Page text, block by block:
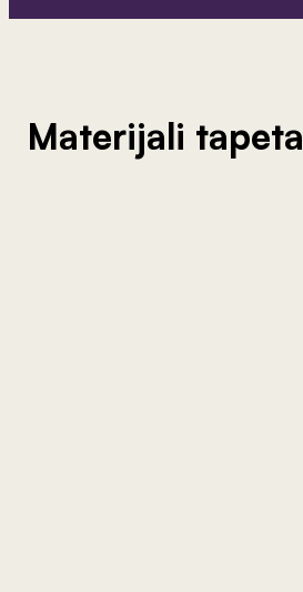
Materijali tapeta